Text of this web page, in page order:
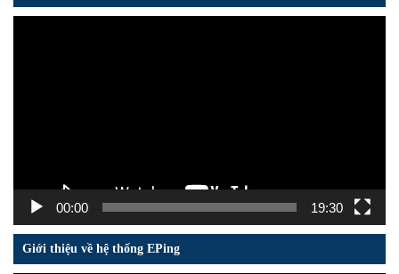
00:00 19:30
Giới thiệu về hệ thống EPing